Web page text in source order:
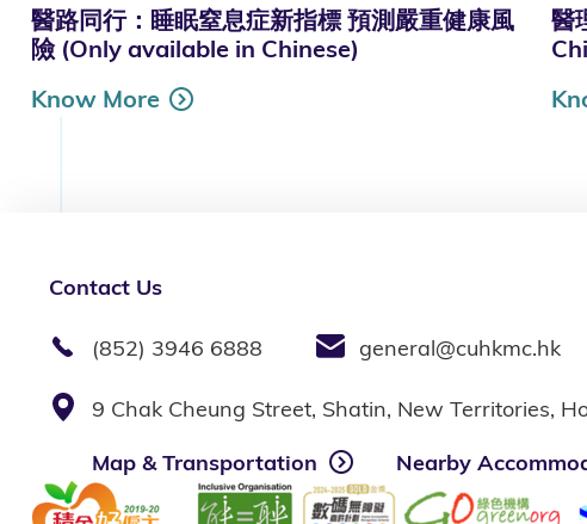
醫路同行：睡眠窒息症新指標 預測嚴重健康風
險 (Only available in Chinese)
Know More
醫
Contact Us
(852) 3946 6888 general@cuhkmc.hk
9 Chak Cheung Street, Shatin, New Territories,
Map & Transportation
Nearby